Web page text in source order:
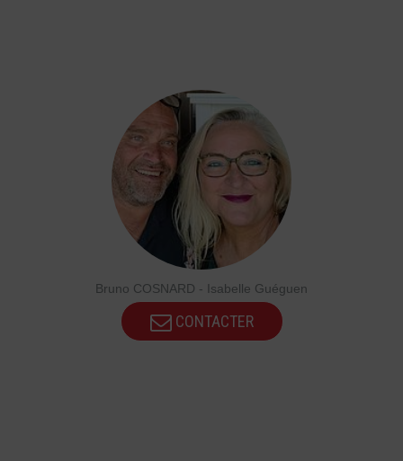
Bruno COSNARD - Isabelle Guéguen
CONTACTER